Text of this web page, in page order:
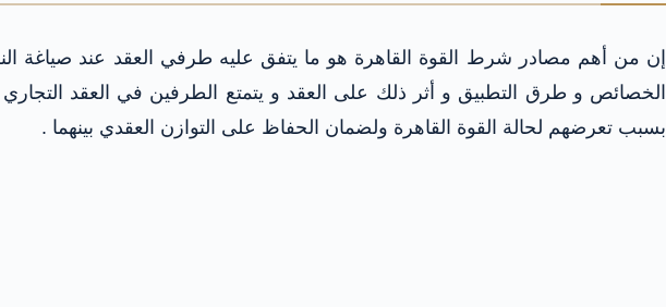
إن من أهم مصادر شرط القوة القاهرة هو ما يتفق عليه طرفي العقد عند صياغة
الخصائص و طرق التطبيق و أثر ذلك على العقد و يتمتع الطرفين في العقد التجاري
بسبب تعرضهم لحالة القوة القاهرة ولضمان الحفاظ على التوازن العقدي بينهما .